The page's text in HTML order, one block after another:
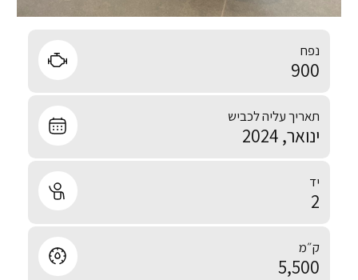
נפח
900
תאריך עליה לכביש
ינואר, 2024
יד
2
ק״מ
5,500